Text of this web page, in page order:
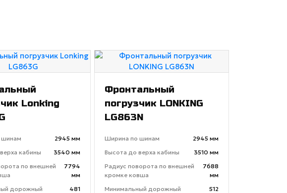
Lonking
2945 мм
кабины
3540 мм
по внешней
7794
мм
дорожный
481
Фронтальный
погрузчик LONKING
LG863N
Ширина по шинам
2945 мм
Высота до верха кабины
3510 мм
Радиус поворота по внешней
кромке ковша
7688
мм
Минимальный дорожный
512